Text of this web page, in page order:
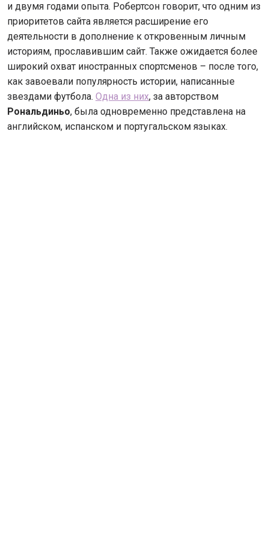
и двумя годами опыта. Робертсон говорит, что одним из
приоритетов сайта является расширение его
деятельности в дополнение к откровенным личным
историям, прославившим сайт. Также ожидается более
широкий охват иностранных спортсменов – после того,
как завоевали популярность истории, написанные
звездами футбола. Одна из них, за авторством
Рональдиньо, была одновременно представлена на
английском, испанском и португальском языках.